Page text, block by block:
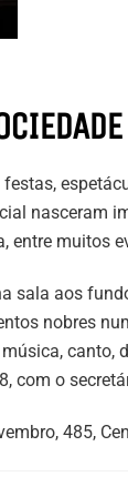
nasceram
entre muitos
sala aos
nobres
canto,
com o
485,